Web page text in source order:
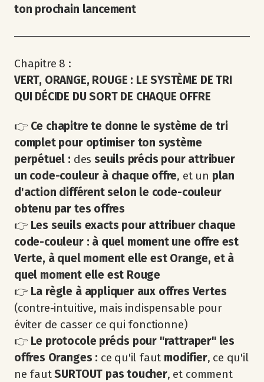
ton prochain lancement
Chapitre 8 :
VERT, ORANGE, ROUGE : LE SYSTÈME DE TRI
QUI DÉCIDE DU SORT DE CHAQUE OFFRE
👉 Ce chapitre te donne le système de tri
complet pour optimiser ton système
perpétuel : des seuils précis pour attribuer
un code-couleur à chaque offre, et un plan
d'action différent selon le code-couleur
obtenu par tes offres
👉 Les seuils exacts pour attribuer chaque
code-couleur : à quel moment une offre est
Verte, à quel moment elle est Orange, et à
quel moment elle est Rouge
👉 La règle à appliquer aux offres Vertes
(contre-intuitive, mais indispensable pour
éviter de casser ce qui fonctionne)
👉 Le protocole précis pour "rattraper" les
offres Oranges : ce qu'il faut modifier, ce qu'il
ne fautSURTOUT pas toucher, et comment